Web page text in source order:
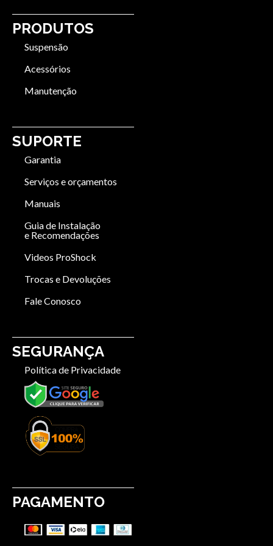
PRODUTOS
Suspensão
Acessórios
Manutenção
SUPORTE
Garantia
Serviços e orçamentos
Manuais
Guia de Instalação
e Recomendações
Videos ProShock
Trocas e Devoluções
Fale Conosco
SEGURANÇA
Política de Privacidade
PAGAMENTO